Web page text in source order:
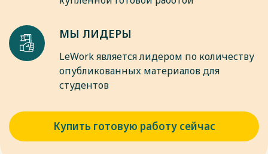
- 44 с.
Весь текст будет доступен
МЫ ЛИДЕРЫ
LeWork является лидером по количеству
опубликованных материалов для
студентов
Купить готовую работу сейчас